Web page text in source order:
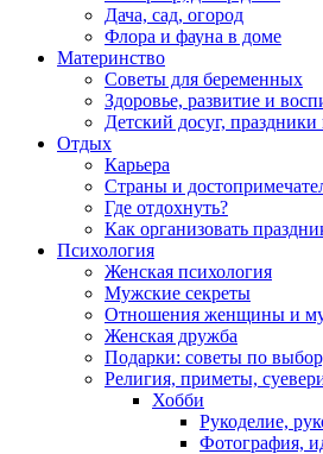
Дача, сад, огород
Флора и фауна в доме
Материнство
Советы для беременных
Здоровье, развитие и
Детский досуг,
Отдых
Карьера
Страны и
Где отдохнуть?
Как организовать
Психология
Женская психология
Мужские секреты
Отношения женщины и
Женская дружба
Подарки: советы по
Религия, приметы,
Хобби
Рукоделие,
Фотография,